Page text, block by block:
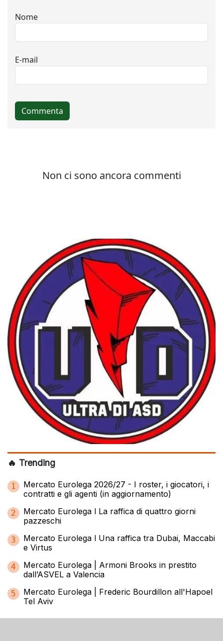
🔥 Trending
1
Mercato Eurolega 2026/27 - I roster, i giocatori, i
contratti e gli agenti (in aggiornamento)
2
Mercato Eurolega l La raffica di quattro giorni
pazzeschi
3
Mercato Eurolega l Una raffica tra Dubai, Maccabi
e Virtus
4
Mercato Eurolega | Armoni Brooks in prestito
dall’ASVEL a Valencia
5
Mercato Eurolega | Frederic Bourdillon all'Hapoel
Tel Aviv